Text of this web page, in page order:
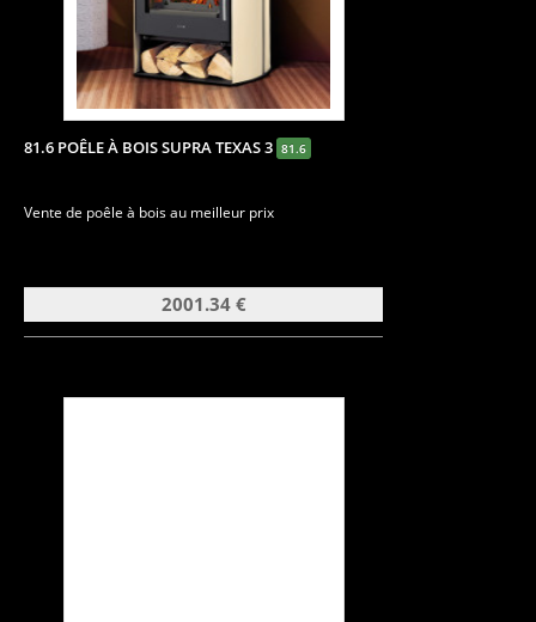
81.6 POÊLE À BOIS SUPRA TEXAS 3 81.6
Vente de poêle à bois au meilleur prix
2001.34 €